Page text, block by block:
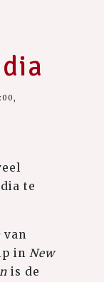
te
van
in New
is de